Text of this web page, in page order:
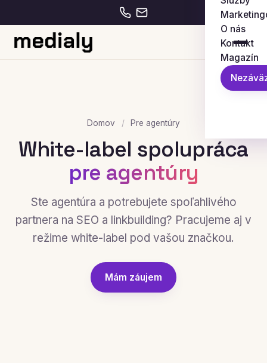
O nás
Kontakt
Magazín
Domov / Pre agentúry
White-label spolupráca
pre agentúry
Ste agentúra a potrebujete spoľahlivého
partnera na SEO a linkbuilding? Pracujeme aj v
režime white-label pod vašou značkou.
Mám záujem